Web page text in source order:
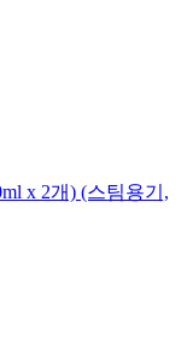
x 2개) (스팀용기,